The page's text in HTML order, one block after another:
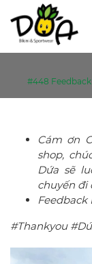
#448
Cám ơn
shop,
Dứa sẽ
chuyến đi
Feedback
#Thankyou